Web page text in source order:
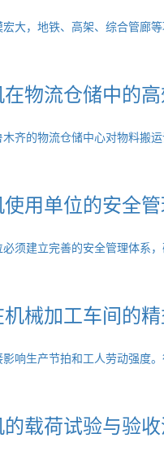
大，地铁、高架、综合管廊
物流仓储中的高
齐的物流仓储中心对物料搬
用单位的安全管
须建立完善的安全管理体系
械加工车间的精
响生产节拍和工人劳动强度
载荷试验与验收